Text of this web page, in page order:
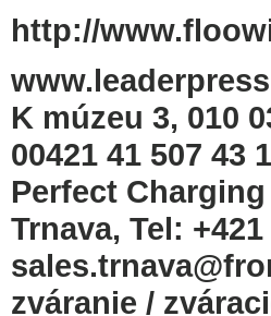
http://
K múzeu 3, 010
00421 41 507 43
Perfect Charging
Trnava, Tel:
zváranie /